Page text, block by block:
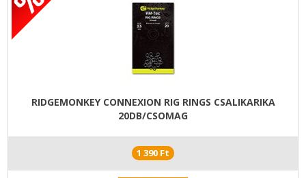
RIDGEMONKEY CONNEXION RIG RINGS CSALIKARIKA
20DB/CSOMAG
1 390 Ft